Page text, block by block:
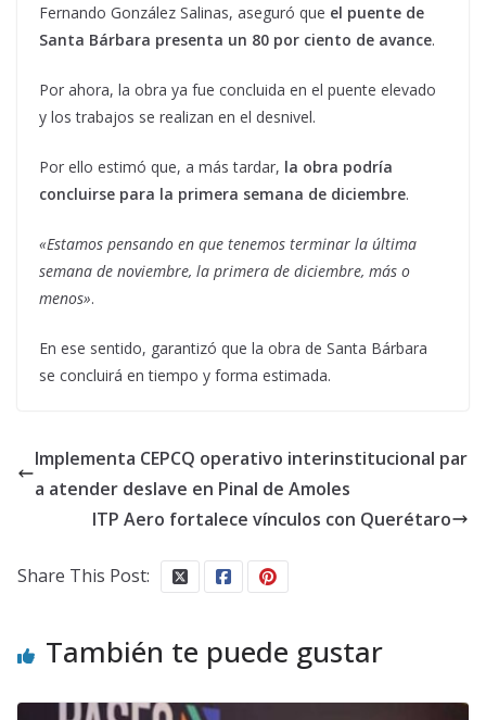
Fernando González Salinas, aseguró que el puente de
Santa Bárbara presenta un 80 por ciento de avance.
Por ahora, la obra ya fue concluida en el puente elevado
y los trabajos se realizan en el desnivel.
Por ello estimó que, a más tardar, la obra podría
concluirse para la primera semana de diciembre.
«Estamos pensando en que tenemos terminar la última
semana de noviembre, la primera de diciembre, más o
menos».
En ese sentido, garantizó que la obra de Santa Bárbara
se concluirá en tiempo y forma estimada.
Implementa CEPCQ operativo interinstitucional par
a atender deslave en Pinal de Amoles
ITP Aero fortalece vínculos con Querétaro
Share This Post:
También te puede gustar